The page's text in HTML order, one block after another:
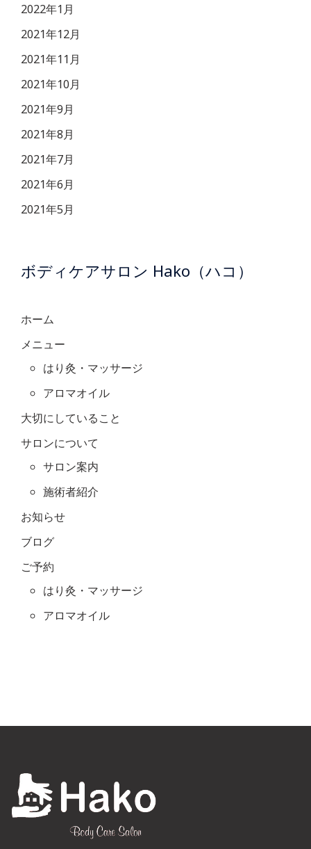
2022年1月
2021年12月
2021年11月
2021年10月
2021年9月
2021年8月
2021年7月
2021年6月
2021年5月
ボディケアサロン Hako（ハコ）
ホーム
メニュー
はり灸・マッサージ
アロマオイル
大切にしていること
サロンについて
サロン案内
施術者紹介
お知らせ
ブログ
ご予約
はり灸・マッサージ
アロマオイル